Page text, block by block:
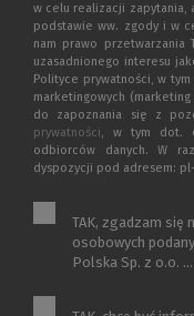
w celu realizacji zapytania,
podstawie ww. zgody i w
nam prawo przetwarzania
uzasadnionego interesu
Polityce prywatności, w
marketingowych
do zapoznania się z
prywatności, w tym dot.
odbiorców danych. W
dyspozycji pod adresem:
TAK, zgadzam się
osobowych
Polska Sp. z o.o. ...